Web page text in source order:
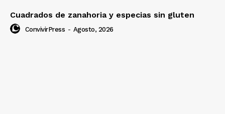
Cuadrados de zanahoria y especias sin gluten
ConvivirPress - Agosto, 2026